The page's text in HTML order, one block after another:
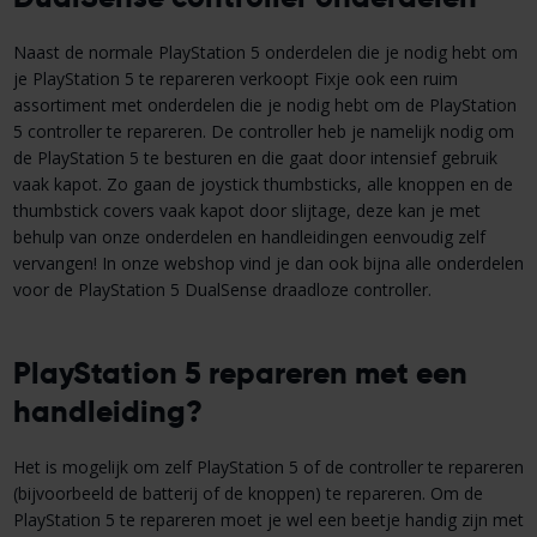
Naast de normale PlayStation 5 onderdelen die je nodig hebt om
je PlayStation 5 te repareren verkoopt Fixje ook een ruim
assortiment met onderdelen die je nodig hebt om de PlayStation
5 controller te repareren. De controller heb je namelijk nodig om
de PlayStation 5 te besturen en die gaat door intensief gebruik
vaak kapot. Zo gaan de joystick thumbsticks, alle knoppen en de
thumbstick covers vaak kapot door slijtage, deze kan je met
behulp van onze onderdelen en handleidingen eenvoudig zelf
vervangen! In onze webshop vind je dan ook bijna alle onderdelen
voor de PlayStation 5 DualSense draadloze controller.
PlayStation 5 repareren met een
handleiding?
Het is mogelijk om zelf PlayStation 5 of de controller te repareren
(bijvoorbeeld de batterij of de knoppen) te repareren. Om de
PlayStation 5 te repareren moet je wel een beetje handig zijn met